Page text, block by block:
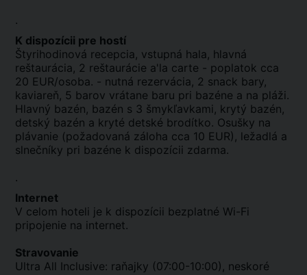
.
K dispozícii pre hostí
Štyrihodinová recepcia, vstupná hala, hlavná
reštaurácia, 2 reštaurácie a'la carte - poplatok cca
20 EUR/osoba. - nutná rezervácia, 2 snack bary,
kaviareň, 5 barov vrátane baru pri bazéne a na pláži.
Hlavný bazén, bazén s 3 šmykľavkami, krytý bazén,
detský bazén a kryté detské brodítko. Osušky na
plávanie (požadovaná záloha cca 10 EUR), ležadlá a
slnečníky pri bazéne k dispozícii zdarma.
.
Internet
V celom hoteli je k dispozícii bezplatné Wi-Fi
pripojenie na internet.
Stravovanie
Ultra All Inclusive: raňajky (07:00-10:00), neskoré